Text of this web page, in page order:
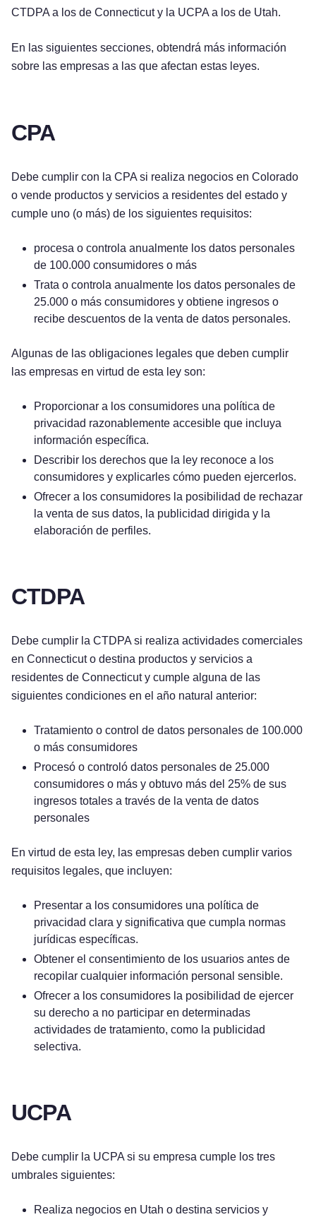
CTDPA a los de Connecticut y la UCPA a los de Utah.
En las siguientes secciones, obtendrá más información
sobre las empresas a las que afectan estas leyes.
CPA
Debe cumplir con la CPA si realiza negocios en Colorado
o vende productos y servicios a residentes del estado y
cumple uno (o más) de los siguientes requisitos:
procesa o controla anualmente los datos personales
de 100.000 consumidores o más
Trata o controla anualmente los datos personales de
25.000 o más consumidores y obtiene ingresos o
recibe descuentos de la venta de datos personales.
Algunas de las obligaciones legales que deben cumplir
las empresas en virtud de esta ley son:
Proporcionar a los consumidores una política de
privacidad razonablemente accesible que incluya
información específica.
Describir los derechos que la ley reconoce a los
consumidores y explicarles cómo pueden ejercerlos.
Ofrecer a los consumidores la posibilidad de rechazar
la venta de sus datos, la publicidad dirigida y la
elaboración de perfiles.
CTDPA
Debe cumplir la CTDPA si realiza actividades comerciales
en Connecticut o destina productos y servicios a
residentes de Connecticut y cumple alguna de las
siguientes condiciones en el año natural anterior:
Tratamiento o control de datos personales de 100.000
o más consumidores
Procesó o controló datos personales de 25.000
consumidores o más y obtuvo más del 25% de sus
ingresos totales a través de la venta de datos
personales
En virtud de esta ley, las empresas deben cumplir varios
requisitos legales, que incluyen:
Presentar a los consumidores una política de
privacidad clara y significativa que cumpla normas
jurídicas específicas.
Obtener el consentimiento de los usuarios antes de
recopilar cualquier información personal sensible.
Ofrecer a los consumidores la posibilidad de ejercer
su derecho a no participar en determinadas
actividades de tratamiento, como la publicidad
selectiva.
UCPA
Debe cumplir la UCPA si su empresa cumple los tres
umbrales siguientes:
Realiza negocios en Utah o destina servicios y